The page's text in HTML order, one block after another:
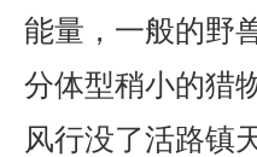
能量，一般的野
分体型稍小的猎
风行没了活路镇